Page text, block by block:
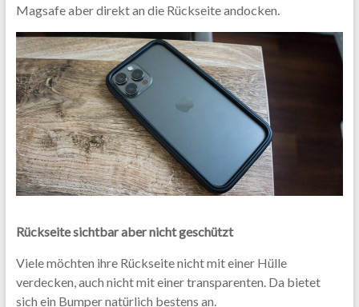
Magsafe aber direkt an die Rückseite andocken.
Rückseite sichtbar aber nicht geschützt
Viele möchten ihre Rückseite nicht mit einer Hülle
verdecken, auch nicht mit einer transparenten. Da bietet
sich ein Bumper natürlich bestens an.